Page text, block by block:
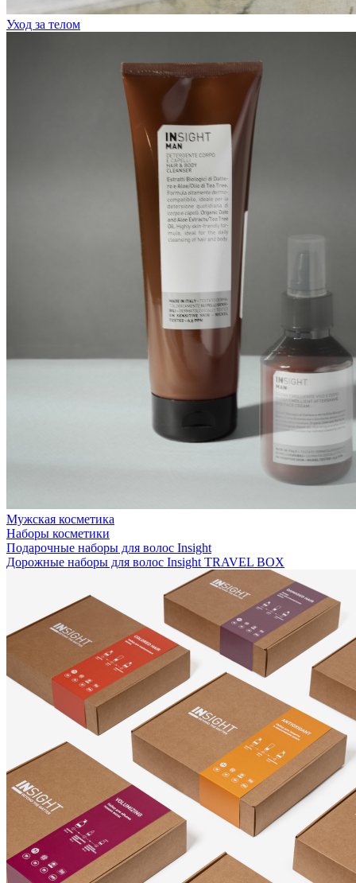
Уход за телом
Мужская косметика
Наборы косметики
Подарочные наборы для волос Insight
Дорожные наборы для волос Insight TRAVEL BOX